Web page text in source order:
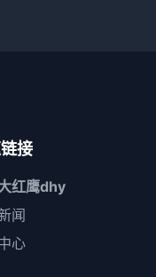
接
红鹰dhy
闻
心